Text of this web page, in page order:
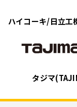
ハイコーキ/日立工
タジマ